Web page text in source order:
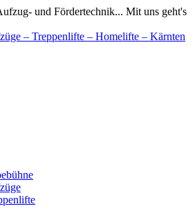
und Fördertechnik... Mit uns geht's